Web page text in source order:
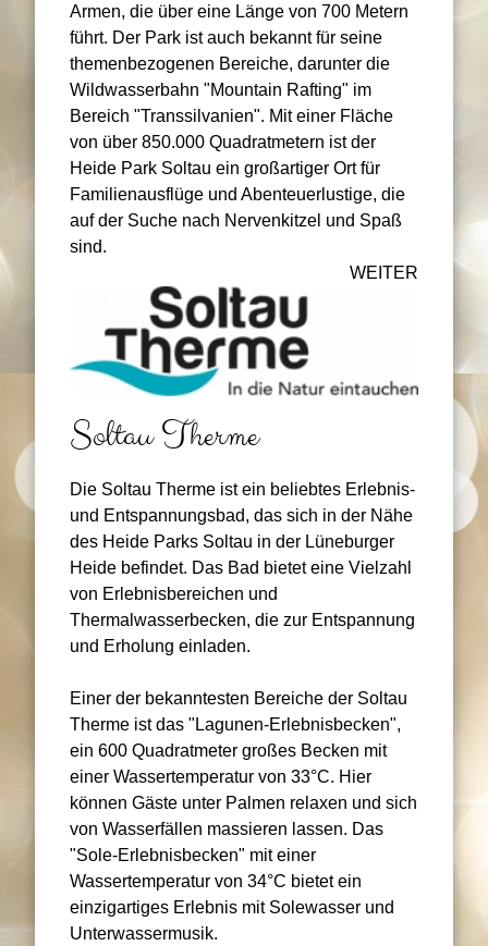
Armen, die über eine Länge von 700 Metern
führt. Der Park ist auch bekannt für seine
themenbezogenen Bereiche, darunter die
Wildwasserbahn "Mountain Rafting" im
Bereich "Transsilvanien". Mit einer Fläche
von über 850.000 Quadratmetern ist der
Heide Park Soltau ein großartiger Ort für
Familienausflüge und Abenteuerlustige, die
auf der Suche nach Nervenkitzel und Spaß
sind.
WEITER
Soltau Therme
Die Soltau Therme ist ein beliebtes Erlebnis-
und Entspannungsbad, das sich in der Nähe
des Heide Parks Soltau in der Lüneburger
Heide befindet. Das Bad bietet eine Vielzahl
von Erlebnisbereichen und
Thermalwasserbecken, die zur Entspannung
und Erholung einladen.
Einer der bekanntesten Bereiche der Soltau
Therme ist das "Lagunen-Erlebnisbecken",
ein 600 Quadratmeter großes Becken mit
einer Wassertemperatur von 33°C. Hier
können Gäste unter Palmen relaxen und sich
von Wasserfällen massieren lassen. Das
"Sole-Erlebnisbecken" mit einer
Wassertemperatur von 34°C bietet ein
einzigartiges Erlebnis mit Solewasser und
Unterwassermusik.